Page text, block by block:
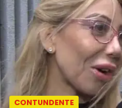
CONTUNDENTE